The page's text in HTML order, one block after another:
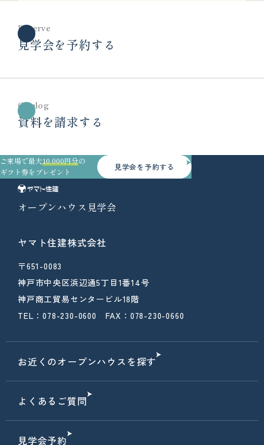
Reserve
見学会を予約する
Catalog
資料を請求する
ご来場で最大10,000円分の
ギフト券をプレゼント
見学会を予約する
オープンハウス見学会
ヤマト住建株式会社
〒651-0083
神戸市中央区浜辺通5丁目1番14号
神戸商工貿易センタービル18階
TEL：078-230-0600 FAX：078-230-0660
お近くのオープンハウスを探す
よくあるご質問
見学会予約